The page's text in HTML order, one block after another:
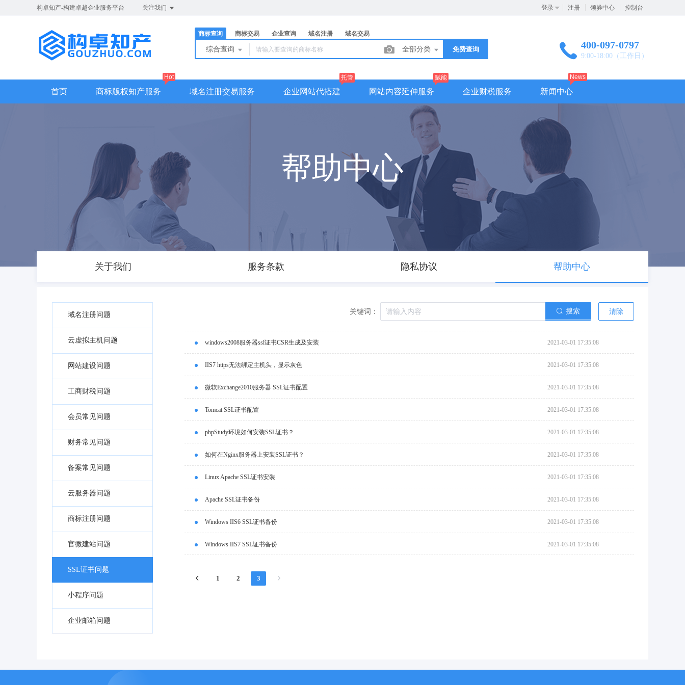
构卓知产-构建卓越企业服务平台 关注我们 登录 注册 领券中心 控制台
商标查询 商标交易 企业查询 域名注册 域名交易
综合查询 全部分类 免费查询 400-097-0797
9:00-18:00（工作日）
首页 商标版权知产服务
Hot
域名注册交易服务 企业网站代搭建
托管
网站内容延伸服务
赋能
企业财税服务 新闻中心
News
帮助中心
关于我们 服务条款 隐私协议 帮助中心
域名注册问题
云虚拟主机问题
网站建设问题
工商财税问题
会员常见问题
财务常见问题
备案常见问题
云服务器问题
商标注册问题
官微建站问题
SSL证书问题
小程序问题
企业邮箱问题
关键词： 搜索 清除
windows2008服务器ssl证书CSR生成及安装 2021-03-01 17:35:08
IIS7 https无法绑定主机头，显示灰色 2021-03-01 17:35:08
微软Exchange2010服务器 SSL证书配置 2021-03-01 17:35:08
Tomcat SSL证书配置 2021-03-01 17:35:08
phpStudy环境如何安装SSL证书？ 2021-03-01 17:35:08
如何在Nginx服务器上安装SSL证书？ 2021-03-01 17:35:08
Linux Apache SSL证书安装 2021-03-01 17:35:08
Apache SSL证书备份 2021-03-01 17:35:08
Windows IIS6 SSL证书备份 2021-03-01 17:35:08
Windows IIS7 SSL证书备份 2021-03-01 17:35:08
1 2 3